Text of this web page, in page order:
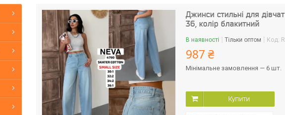
Джинси стильні для
36, колір блакитний
В наявності Тільки оптом Код:
987 ₴
Мінімальне замовлення — 6 шт.
Купити